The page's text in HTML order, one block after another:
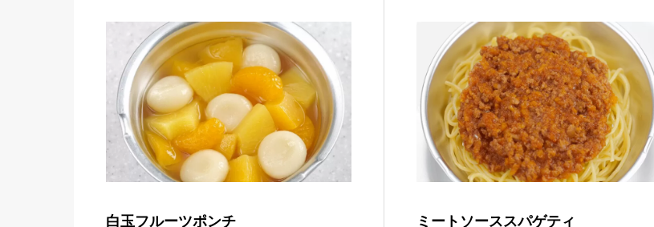
白玉フルーツポンチ ミートソーススパゲティ